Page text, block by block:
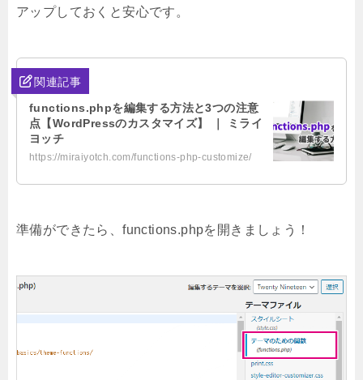
アップしておくと安心です。
関連記事
functions.phpを編集する方法と3つの注意
点【WordPressのカスタマイズ】 ｜ ミライ
ヨッチ
https://miraiyotch.com/functions-php-customize/
準備ができたら、functions.phpを開きましょう！